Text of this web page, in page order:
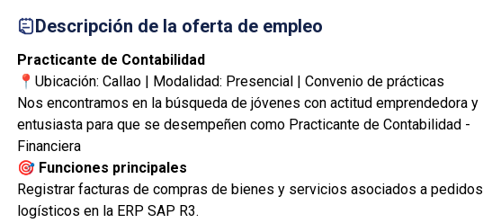
Descripción de la oferta de empleo
Practicante de Contabilidad
📍Ubicación: Callao | Modalidad: Presencial | Convenio de prácticas
Nos encontramos en la búsqueda de jóvenes con actitud emprendedora y
entusiasta para que se desempeñen como Practicante de Contabilidad -
Financiera
🎯 Funciones principales
Registrar facturas de compras de bienes y servicios asociados a pedidos
logísticos en la ERP SAP R3.